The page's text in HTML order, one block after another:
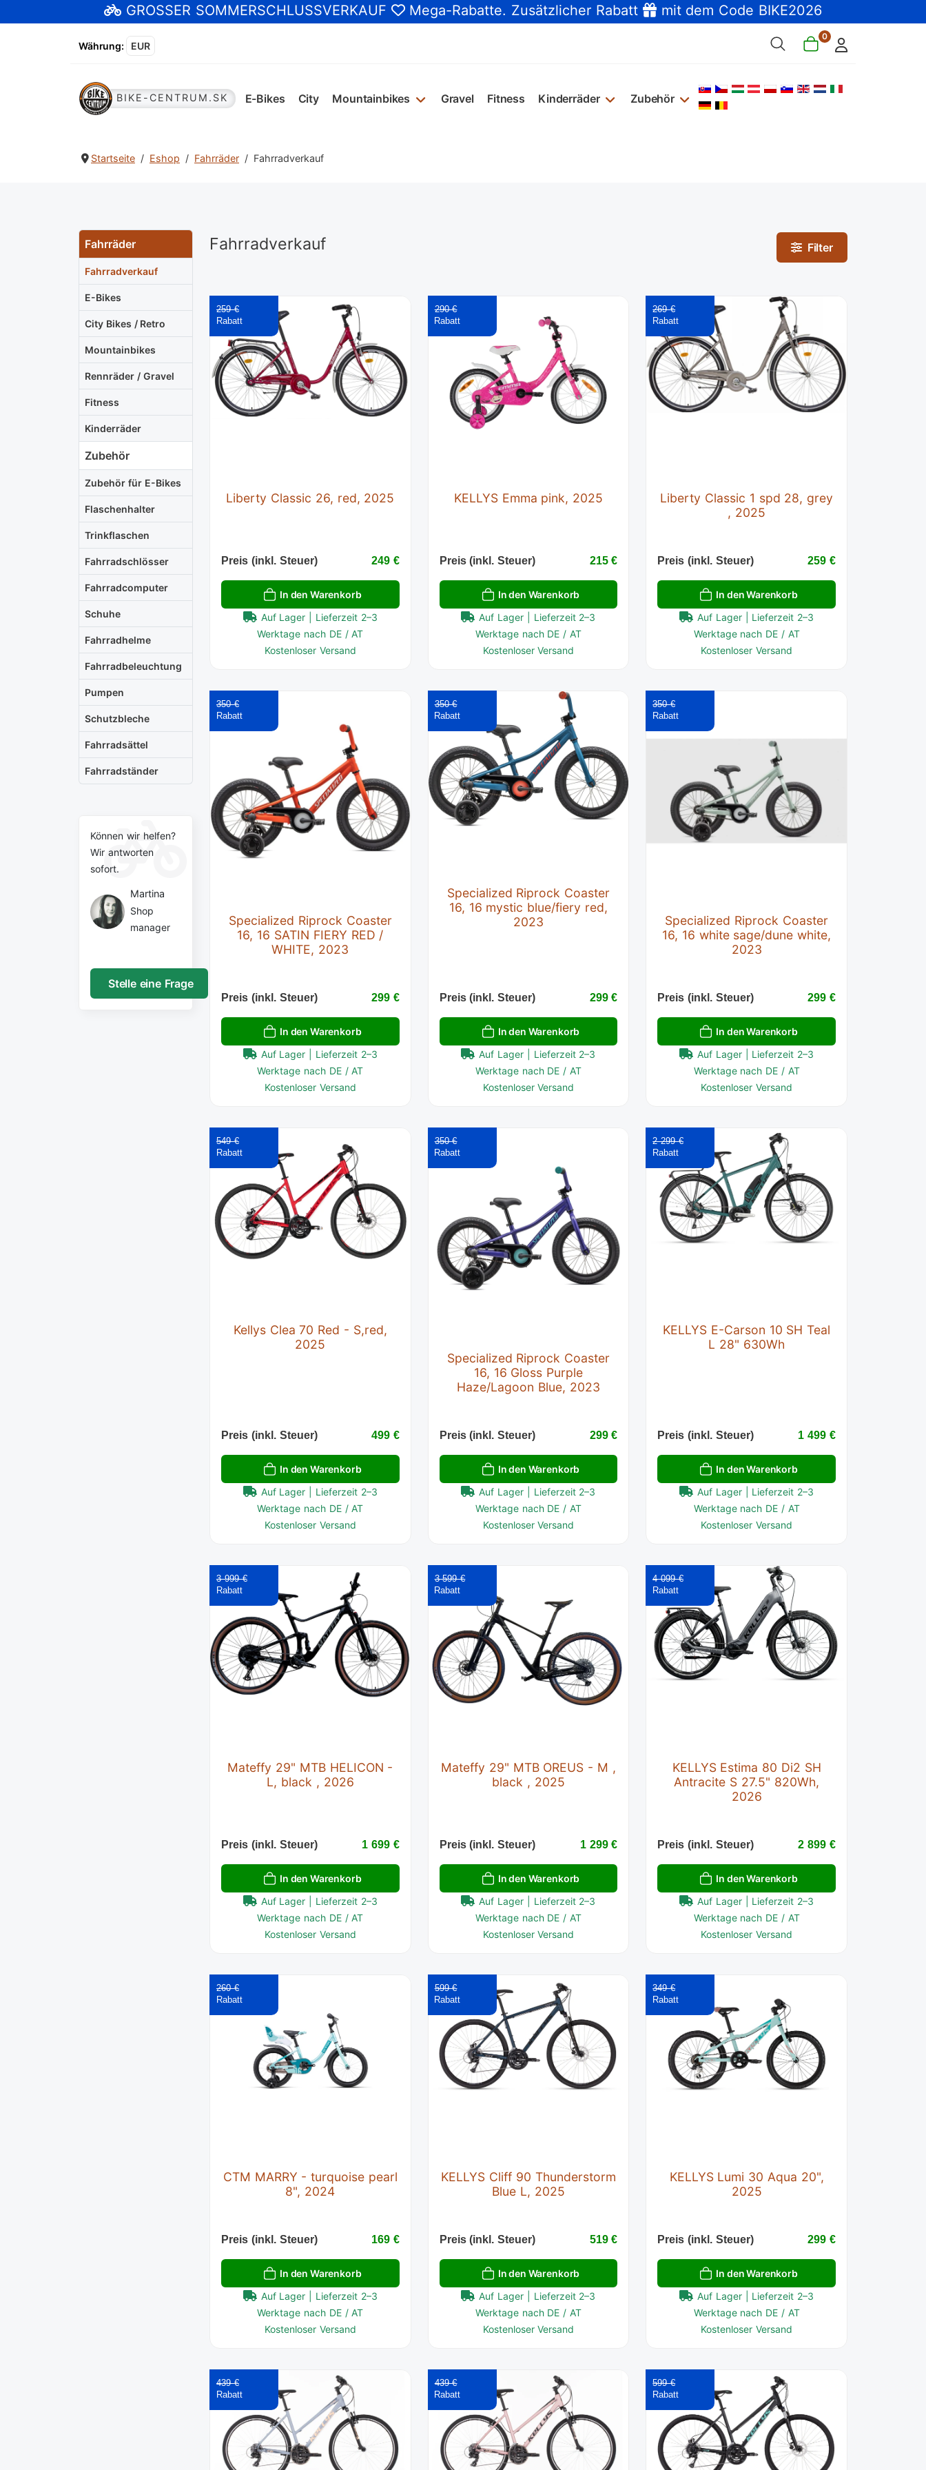
GROSSER SOMMERSCHLUSSVERKAUF Mega-Rabatte. Zusätzlicher Rabatt mit dem Code BIKE2026
Währung: EUR
0
BIKE-CENTRUM.SK E-Bikes City Mountainbikes Gravel Fitness Kinderräder Zubehör
Sprache auswählen
Startseite Eshop Fahrräder Fahrradverkauf
Fahrräder
Fahrradverkauf
E-Bikes
City Bikes / Retro
Mountainbikes
Rennräder / Gravel
Fitness
Kinderräder
Zubehör
Zubehör für E-Bikes
Flaschenhalter
Trinkflaschen
Fahrradschlösser
Fahrradcomputer
Schuhe
Fahrradhelme
Fahrradbeleuchtung
Pumpen
Schutzbleche
Fahrradsättel
Fahrradständer
Können wir helfen?
Wir antworten
sofort.
Martina
Shop
manager
Stelle eine Frage
Fahrradverkauf Filter
Liberty Classic 26, red, 2025
259 €
Preis (inkl. Steuer) 249 €
In den Warenkorb
Auf Lager | Lieferzeit 2–3
Werktage nach DE / AT
Kostenloser Versand
KELLYS Emma pink, 2025
290 €
Preis (inkl. Steuer) 215 €
In den Warenkorb
Auf Lager | Lieferzeit 2–3
Werktage nach DE / AT
Kostenloser Versand
Liberty Classic 1 spd 28, grey
, 2025
269 €
Preis (inkl. Steuer) 259 €
In den Warenkorb
Auf Lager | Lieferzeit 2–3
Werktage nach DE / AT
Kostenloser Versand
Specialized Riprock Coaster
16, 16 SATIN FIERY RED /
WHITE, 2023
350 €
Preis (inkl. Steuer) 299 €
In den Warenkorb
Auf Lager | Lieferzeit 2–3
Werktage nach DE / AT
Kostenloser Versand
Specialized Riprock Coaster
16, 16 mystic blue/fiery red,
2023
350 €
Preis (inkl. Steuer) 299 €
In den Warenkorb
Auf Lager | Lieferzeit 2–3
Werktage nach DE / AT
Kostenloser Versand
Specialized Riprock Coaster
16, 16 white sage/dune white,
2023
350 €
Preis (inkl. Steuer) 299 €
In den Warenkorb
Auf Lager | Lieferzeit 2–3
Werktage nach DE / AT
Kostenloser Versand
Kellys Clea 70 Red - S,red,
2025
549 €
Preis (inkl. Steuer) 499 €
In den Warenkorb
Auf Lager | Lieferzeit 2–3
Werktage nach DE / AT
Kostenloser Versand
Specialized Riprock Coaster
16, 16 Gloss Purple
Haze/Lagoon Blue, 2023
350 €
Preis (inkl. Steuer) 299 €
In den Warenkorb
Auf Lager | Lieferzeit 2–3
Werktage nach DE / AT
Kostenloser Versand
KELLYS E-Carson 10 SH Teal
L 28" 630Wh
2 299 €
Preis (inkl. Steuer) 1 499 €
In den Warenkorb
Auf Lager | Lieferzeit 2–3
Werktage nach DE / AT
Kostenloser Versand
Mateffy 29" MTB HELICON -
L, black , 2026
3 999 €
Preis (inkl. Steuer) 1 699 €
In den Warenkorb
Auf Lager | Lieferzeit 2–3
Werktage nach DE / AT
Kostenloser Versand
Mateffy 29" MTB OREUS - M ,
black , 2025
3 599 €
Preis (inkl. Steuer) 1 299 €
In den Warenkorb
Auf Lager | Lieferzeit 2–3
Werktage nach DE / AT
Kostenloser Versand
KELLYS Estima 80 Di2 SH
Antracite S 27.5" 820Wh,
2026
4 099 €
Preis (inkl. Steuer) 2 899 €
In den Warenkorb
Auf Lager | Lieferzeit 2–3
Werktage nach DE / AT
Kostenloser Versand
CTM MARRY - turquoise pearl
8", 2024
260 €
Preis (inkl. Steuer) 169 €
In den Warenkorb
Auf Lager | Lieferzeit 2–3
Werktage nach DE / AT
Kostenloser Versand
KELLYS Cliff 90 Thunderstorm
Blue L, 2025
599 €
Preis (inkl. Steuer) 519 €
In den Warenkorb
Auf Lager | Lieferzeit 2–3
Werktage nach DE / AT
Kostenloser Versand
KELLYS Lumi 30 Aqua 20",
2025
349 €
Preis (inkl. Steuer) 299 €
In den Warenkorb
Auf Lager | Lieferzeit 2–3
Werktage nach DE / AT
Kostenloser Versand
439 € 439 € 599 €